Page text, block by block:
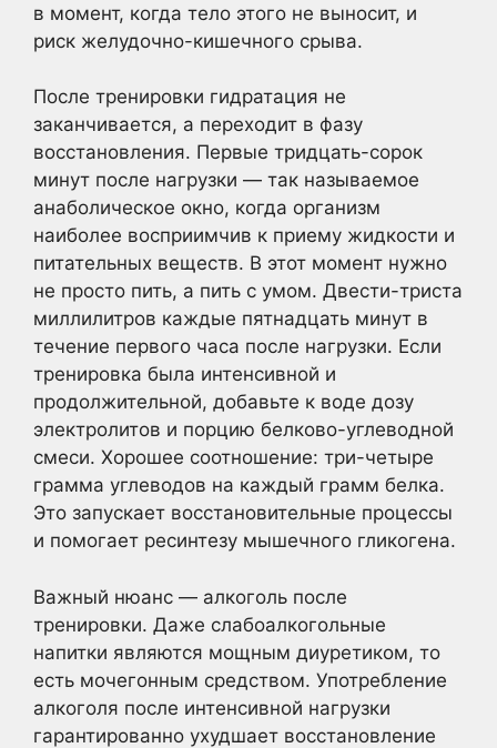
в момент, когда тело этого не выносит, и
риск желудочно-кишечного срыва.
После тренировки гидратация не
заканчивается, а переходит в фазу
восстановления. Первые тридцать-сорок
минут после нагрузки — так называемое
анаболическое окно, когда организм
наиболее восприимчив к приему жидкости и
питательных веществ. В этот момент нужно
не просто пить, а пить с умом. Двести-триста
миллилитров каждые пятнадцать минут в
течение первого часа после нагрузки. Если
тренировка была интенсивной и
продолжительной, добавьте к воде дозу
электролитов и порцию белково-углеводной
смеси. Хорошее соотношение: три-четыре
грамма углеводов на каждый грамм белка.
Это запускает восстановительные процессы
и помогает ресинтезу мышечного гликогена.
Важный нюанс — алкоголь после
тренировки. Даже слабоалкогольные
напитки являются мощным диуретиком, то
есть мочегонным средством. Употребление
алкоголя после интенсивной нагрузки
гарантированно ухудшает восстановление